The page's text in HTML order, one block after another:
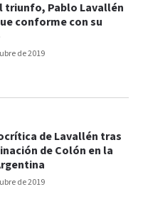
de 2019
triunfo, Pablo Lavallén
conforme con su
de 2019
de Lavallén tras
de Colón en la